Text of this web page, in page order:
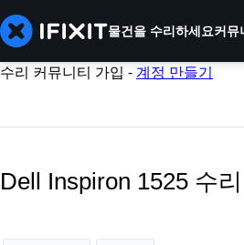
물건을 수리하세요커뮤
수리 커뮤니티 가입 -계정 만들기
Dell Inspiron 1525 수